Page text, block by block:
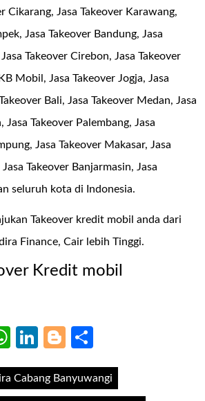
Cikarang, Jasa Takeover Karawang,
Jasa Takeover Bandung, Jasa
Takeover Cirebon, Jasa Takeover
Mobil, Jasa Takeover Jogja, Jasa
Bali, Jasa Takeover Medan, Jasa
Jasa Takeover Palembang, Jasa
Jasa Takeover Makasar, Jasa
Takeover Banjarmasin, Jasa
seluruh kota di Indonesia.
Takeover kredit mobil anda dari
Finance, Cair lebih Tinggi.
Kredit mobil
WhatsApp
LinkedIn
Blogger
Cabang Banyuwangi